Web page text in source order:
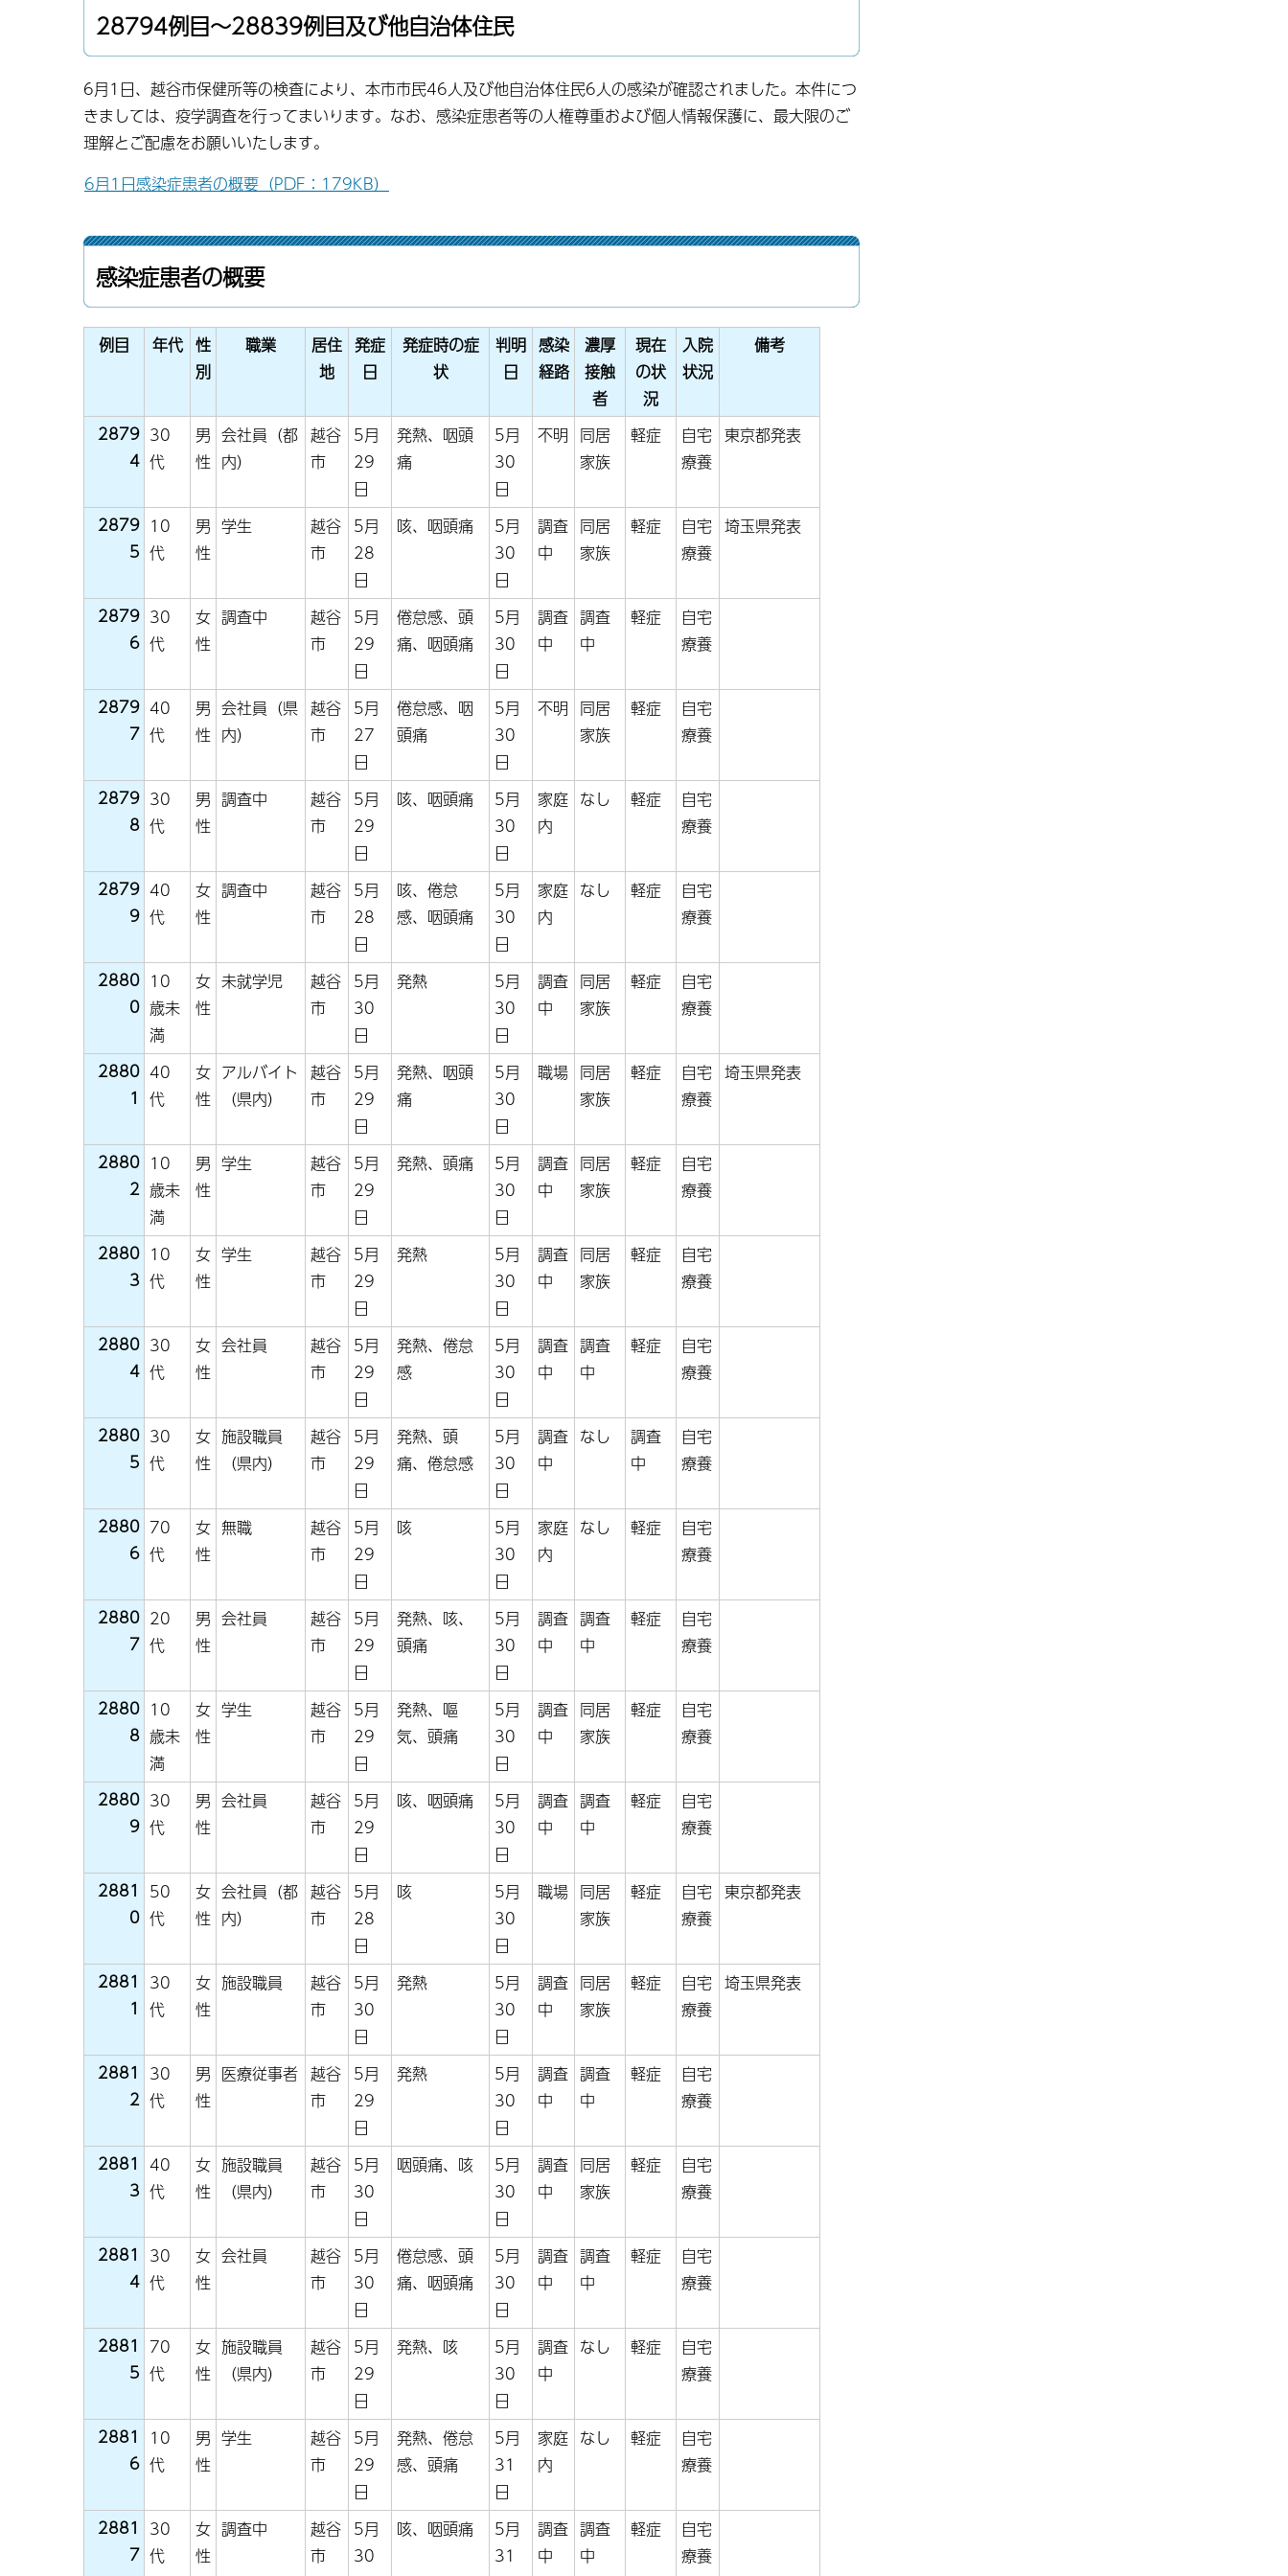
28794例目〜28839例目及び他自治体住民
6月1日、越谷市保健所等の検査により、本市市民46人及び他自治体住民6人の感染が確認されました。本件につ
きましては、疫学調査を行ってまいります。なお、感染症患者等の人権尊重および個人情報保護に、最大限のご
理解とご配慮をお願いいたします。
6月1日感染症患者の概要（PDF：179KB）
感染症患者の概要
例目 年代 性
別
職業
居住
地
発症
日
発症時の症
状
判明
日
感染
経路
濃厚
接触
者
現在
の状
況
入院
状況
備考
2879
4
30
代
男
性
会社員（都
内）
越谷
市
5月
29
日
発熱、咽頭
痛
5月
30
日
不明 同居
家族
軽症
自宅
療養
東京都発表
2879
5
10
代
男
性
学生
越谷
市
5月
28
日
咳、咽頭痛
5月
30
日
調査
中
同居
家族
軽症
自宅
療養
埼玉県発表
2879
6
30
代
女
性
調査中
越谷
市
5月
29
日
倦怠感、頭
痛、咽頭痛
5月
30
日
調査
中
調査
中
軽症
自宅
療養
2879
7
40
代
男
性
会社員（県
内）
越谷
市
5月
27
日
倦怠感、咽
頭痛
5月
30
日
不明 同居
家族
軽症
自宅
療養
2879
8
30
代
男
性
調査中
越谷
市
5月
29
日
咳、咽頭痛
5月
30
日
家庭
内
なし 軽症
自宅
療養
2879
9
40
代
女
性
調査中
越谷
市
5月
28
日
咳、倦怠
感、咽頭痛
5月
30
日
家庭
内
なし 軽症
自宅
療養
2880
0
10
歳未
満
女
性
未就学児
越谷
市
5月
30
日
発熱
5月
30
日
調査
中
同居
家族
軽症
自宅
療養
2880
1
40
代
女
性
アルバイト
（県内）
越谷
市
5月
29
日
発熱、咽頭
痛
5月
30
日
職場 同居
家族
軽症
自宅
療養
埼玉県発表
2880
2
10
歳未
満
男
性
学生
越谷
市
5月
29
日
発熱、頭痛
5月
30
日
調査
中
同居
家族
軽症
自宅
療養
2880
3
10
代
女
性
学生
越谷
市
5月
29
日
発熱
5月
30
日
調査
中
同居
家族
軽症
自宅
療養
2880
4
30
代
女
性
会社員
越谷
市
5月
29
日
発熱、倦怠
感
5月
30
日
調査
中
調査
中
軽症
自宅
療養
2880
5
30
代
女
性
施設職員
（県内）
越谷
市
5月
29
日
発熱、頭
痛、倦怠感
5月
30
日
調査
中
なし
調査
中
自宅
療養
2880
6
70
代
女
性
無職
越谷
市
5月
29
日
咳
5月
30
日
家庭
内
なし 軽症
自宅
療養
2880
7
20
代
男
性
会社員
越谷
市
5月
29
日
発熱、咳、
頭痛
5月
30
日
調査
中
調査
中
軽症
自宅
療養
2880
8
10
歳未
満
女
性
学生
越谷
市
5月
29
日
発熱、嘔
気、頭痛
5月
30
日
調査
中
同居
家族
軽症
自宅
療養
2880
9
30
代
男
性
会社員
越谷
市
5月
29
日
咳、咽頭痛
5月
30
日
調査
中
調査
中
軽症
自宅
療養
2881
0
50
代
女
性
会社員（都
内）
越谷
市
5月
28
日
咳
5月
30
日
職場 同居
家族
軽症
自宅
療養
東京都発表
2881
1
30
代
女
性
施設職員
越谷
市
5月
30
日
発熱
5月
30
日
調査
中
同居
家族
軽症
自宅
療養
埼玉県発表
2881
2
30
代
男
性
医療従事者 越谷
市
5月
29
日
発熱
5月
30
日
調査
中
調査
中
軽症
自宅
療養
2881
3
40
代
女
性
施設職員
（県内）
越谷
市
5月
30
日
咽頭痛、咳
5月
30
日
調査
中
同居
家族
軽症
自宅
療養
2881
4
30
代
女
性
会社員
越谷
市
5月
30
日
倦怠感、頭
痛、咽頭痛
5月
30
日
調査
中
調査
中
軽症
自宅
療養
2881
5
70
代
女
性
施設職員
（県内）
越谷
市
5月
29
日
発熱、咳
5月
30
日
調査
中
なし 軽症
自宅
療養
2881
6
10
代
男
性
学生
越谷
市
5月
29
日
発熱、倦怠
感、頭痛
5月
31
日
家庭
内
なし 軽症
自宅
療養
2881
7
30
代
女
性
調査中
越谷
市
5月
30
咳、咽頭痛
5月
31
調査
中
調査
中
軽症
自宅
療養